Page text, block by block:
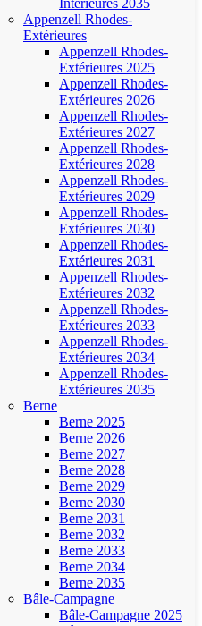
Intérieures 2035
Appenzell Rhodes-
Extérieures
Appenzell Rhodes-
Extérieures 2025
Appenzell Rhodes-
Extérieures 2026
Appenzell Rhodes-
Extérieures 2027
Appenzell Rhodes-
Extérieures 2028
Appenzell Rhodes-
Extérieures 2029
Appenzell Rhodes-
Extérieures 2030
Appenzell Rhodes-
Extérieures 2031
Appenzell Rhodes-
Extérieures 2032
Appenzell Rhodes-
Extérieures 2033
Appenzell Rhodes-
Extérieures 2034
Appenzell Rhodes-
Extérieures 2035
Berne
Berne 2025
Berne 2026
Berne 2027
Berne 2028
Berne 2029
Berne 2030
Berne 2031
Berne 2032
Berne 2033
Berne 2034
Berne 2035
Bâle-Campagne
Bâle-Campagne 2025